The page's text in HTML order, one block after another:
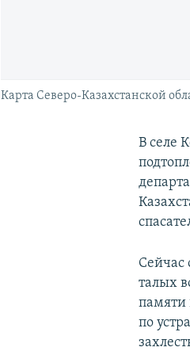
Карта Северо-Казахстанской
В селе
Сейчас
талых
памяти
по